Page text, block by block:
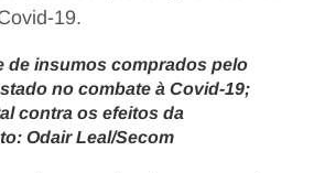
19.
de insumos comprados pelo
no combate à Covid-19;
contra os efeitos da
Odair Leal/Secom